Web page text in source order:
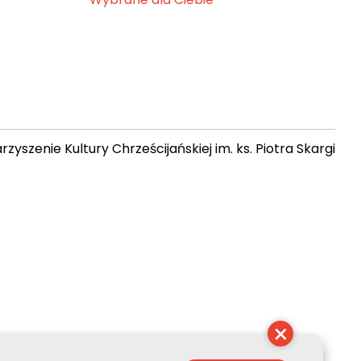
Kultury Chrześcijańskiej im. ks. Piotra Skargi
×